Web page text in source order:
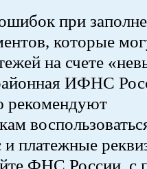
при
которые
на счете
ИФНС
рекомендуют
платежные